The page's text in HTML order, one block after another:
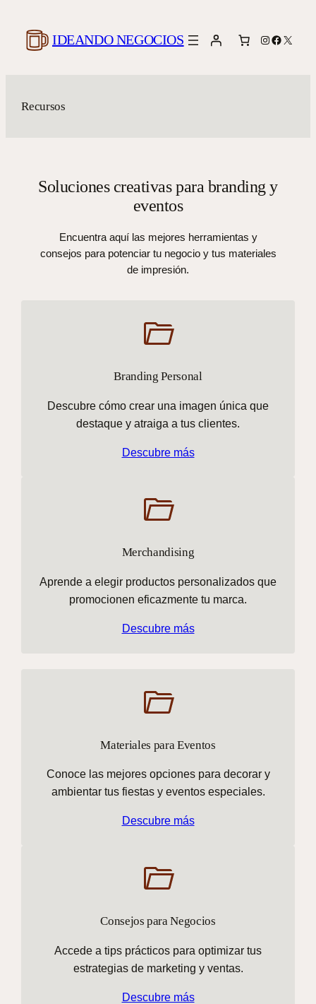
contenido IDEANDO NEGOCIOS Instagram
X
Recursos
Soluciones creativas para branding y
eventos
Encuentra aquí las mejores herramientas y
consejos para potenciar tu negocio y tus materiales
de impresión.
Branding Personal
Descubre cómo crear una imagen única que
destaque y atraiga a tus clientes.
Descubre más
Merchandising
Aprende a elegir productos personalizados que
promocionen eficazmente tu marca.
Descubre más
Materiales para Eventos
Conoce las mejores opciones para decorar y
ambientar tus fiestas y eventos especiales.
Descubre más
Consejos para Negocios
Accede a tips prácticos para optimizar tus
estrategias de marketing y ventas.
Descubre más